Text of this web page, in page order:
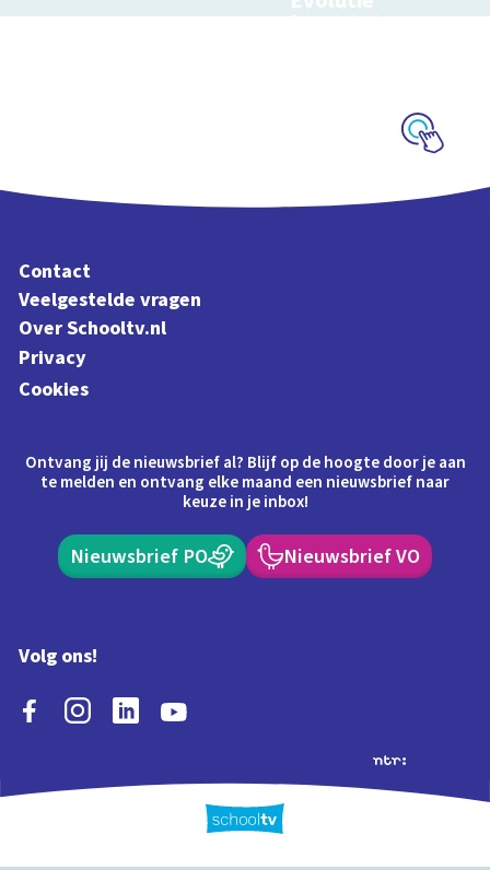
Schoolplaat over
Contact
Veelgestelde vragen
Over Schooltv.nl
Privacy
Cookies
Ontvang jij de nieuwsbrief al? Blijf op de hoogte door je aan
te melden en ontvang elke maand een nieuwsbrief naar
keuze in je inbox!
Nieuwsbrief PO Nieuwsbrief VO
Volg ons!